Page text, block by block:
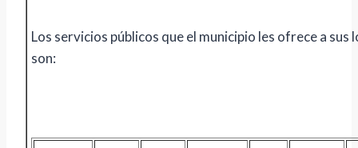
Los servicios públicos que el municipio les ofrece a sus
son: